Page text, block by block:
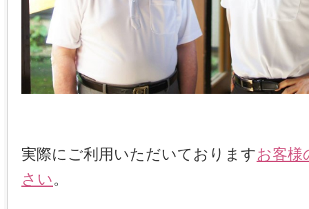
実際にご利用いただいておりますお客様
さい。